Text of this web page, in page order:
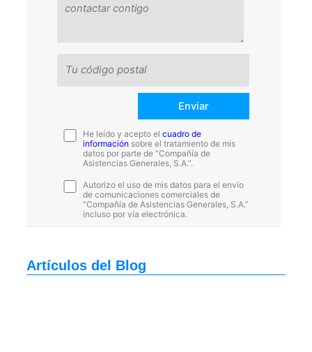
He leído y acepto elcuadro de
información sobre el tratamiento de mis
datos por parte de “Compañía de
Asistencias Generales, S.A.”.
Autorizo el uso de mis datos para el envío
de comunicaciones comerciales de
“Compañía de Asistencias Generales, S.A.”
incluso por vía electrónica.
Artículos del Blog